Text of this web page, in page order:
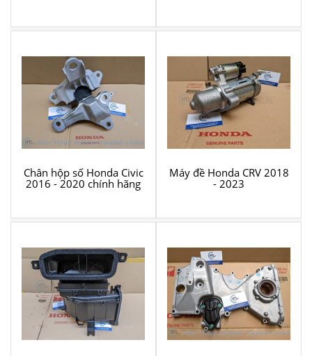
Chân hộp số Honda Civic
2016 - 2020 chính hãng
Máy đề Honda CRV 2018
- 2023